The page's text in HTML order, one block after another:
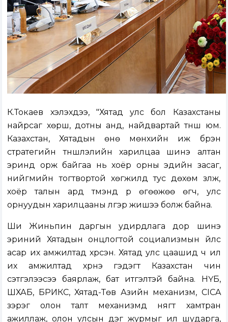
К.Токаев хэлэхдээ, "Хятад улс бол Казахстаны
найрсаг хөрш, дотны анд, найдвартай түнш юм.
Казахстан, Хятадын өнө мөнхийн иж бүрэн
стратегийн түншлэлийн харилцаа шинэ алтан
эринд орж байгаа нь хоёр орны эдийн засаг,
нийгмийн тогтвортой хөгжилд тус дөхөм үзүүлж,
хоёр талын ард түмэнд үр өгөөжөө өгч, улс
орнуудын харилцааны үлгэр жишээ болж байна.
Ши Жиньпин даргын удирдлага дор шинэ
эриний Хятадын онцлогтой социализмын үйлс
асар их амжилтад хүрсэн. Хятад улс цаашид ч илүү
их амжилтад хүрнэ гэдэгт Казахстан чин
сэтгэлээсээ баярлаж, бат итгэлтэй байна. НҮБ,
ШХАБ, БРИКС, Хятад-Төв Азийн механизм, CICA
зэрэг олон талт механизмд нягт хамтран
ажиллаж, олон улсын дэг журмыг илүү шударга,